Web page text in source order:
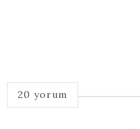
20 yorum